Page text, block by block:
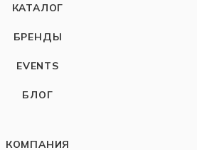
КАТАЛОГ
БРЕНДЫ
EVENTS
БЛОГ
КОМПАНИЯ